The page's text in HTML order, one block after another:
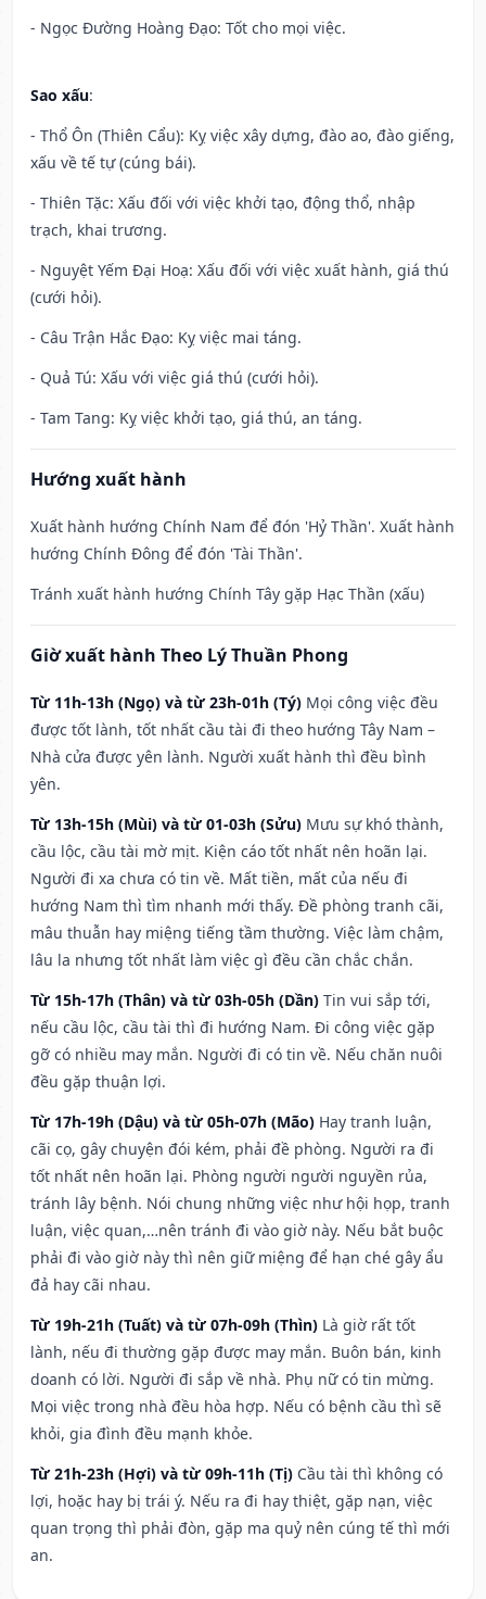
- Ngọc Đường Hoàng Đạo: Tốt cho mọi việc.
Sao xấu:
- Thổ Ôn (Thiên Cẩu): Kỵ việc xây dựng, đào ao, đào giếng,
xấu về tế tự (cúng bái).
- Thiên Tặc: Xấu đối với việc khởi tạo, động thổ, nhập
trạch, khai trương.
- Nguyệt Yếm Đại Hoạ: Xấu đối với việc xuất hành, giá thú
(cưới hỏi).
- Câu Trận Hắc Đạo: Kỵ việc mai táng.
- Quả Tú: Xấu với việc giá thú (cưới hỏi).
- Tam Tang: Kỵ việc khởi tạo, giá thú, an táng.
Hướng xuất hành
Xuất hành hướng Chính Nam để đón 'Hỷ Thần'. Xuất hành
hướng Chính Đông để đón 'Tài Thần'.
Tránh xuất hành hướng Chính Tây gặp Hạc Thần (xấu)
Giờ xuất hành Theo Lý Thuần Phong
Từ 11h-13h (Ngọ) và từ 23h-01h (Tý) Mọi công việc đều
được tốt lành, tốt nhất cầu tài đi theo hướng Tây Nam –
Nhà cửa được yên lành. Người xuất hành thì đều bình
yên.
Từ 13h-15h (Mùi) và từ 01-03h (Sửu) Mưu sự khó thành,
cầu lộc, cầu tài mờ mịt. Kiện cáo tốt nhất nên hoãn lại.
Người đi xa chưa có tin về. Mất tiền, mất của nếu đi
hướng Nam thì tìm nhanh mới thấy. Đề phòng tranh cãi,
mâu thuẫn hay miệng tiếng tầm thường. Việc làm chậm,
lâu la nhưng tốt nhất làm việc gì đều cần chắc chắn.
Từ 15h-17h (Thân) và từ 03h-05h (Dần) Tin vui sắp tới,
nếu cầu lộc, cầu tài thì đi hướng Nam. Đi công việc gặp
gỡ có nhiều may mắn. Người đi có tin về. Nếu chăn nuôi
đều gặp thuận lợi.
Từ 17h-19h (Dậu) và từ 05h-07h (Mão) Hay tranh luận,
cãi cọ, gây chuyện đói kém, phải đề phòng. Người ra đi
tốt nhất nên hoãn lại. Phòng người người nguyền rủa,
tránh lây bệnh. Nói chung những việc như hội họp, tranh
luận, việc quan,…nên tránh đi vào giờ này. Nếu bắt buộc
phải đi vào giờ này thì nên giữ miệng để hạn ché gây ẩu
đả hay cãi nhau.
Từ 19h-21h (Tuất) và từ 07h-09h (Thìn) Là giờ rất tốt
lành, nếu đi thường gặp được may mắn. Buôn bán, kinh
doanh có lời. Người đi sắp về nhà. Phụ nữ có tin mừng.
Mọi việc trong nhà đều hòa hợp. Nếu có bệnh cầu thì sẽ
khỏi, gia đình đều mạnh khỏe.
Từ 21h-23h (Hợi) và từ 09h-11h (Tị) Cầu tài thì không có
lợi, hoặc hay bị trái ý. Nếu ra đi hay thiệt, gặp nạn, việc
quan trọng thì phải đòn, gặp ma quỷ nên cúng tế thì mới
an.